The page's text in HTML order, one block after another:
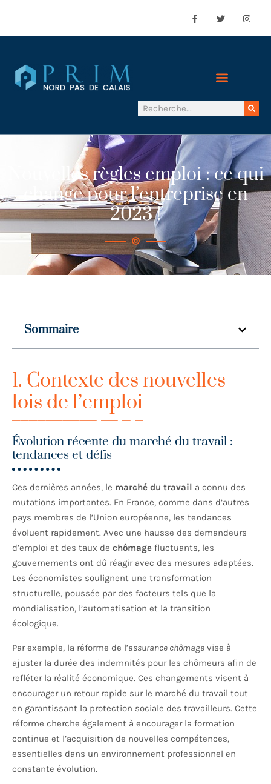
Nouvelles règles emploi : ce qui
change pour l’entreprise en
2023 !
Sommaire
1. Contexte des nouvelles
lois de l’emploi
Évolution récente du marché du travail :
tendances et défis
Ces dernières années, le marché du travail a connu des
mutations importantes. En France, comme dans d’autres
pays membres de l’Union européenne, les tendances
évoluent rapidement. Avec une hausse des demandeurs
d’emploi et des taux de chômage fluctuants, les
gouvernements ont dû réagir avec des mesures adaptées.
Les économistes soulignent une transformation
structurelle, poussée par des facteurs tels que la
mondialisation, l’automatisation et la transition
écologique.
Par exemple, la réforme de l’assurance chômage vise à
ajuster la durée des indemnités pour les chômeurs afin de
refléter la réalité économique. Ces changements visent à
encourager un retour rapide sur le marché du travail tout
en garantissant la protection sociale des travailleurs. Cette
réforme cherche également à encourager la formation
continue et l’acquisition de nouvelles compétences,
essentielles dans un environnement professionnel en
constante évolution.